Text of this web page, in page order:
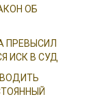
ОБ
ПРЕВЫСИЛ
ИСК В СУД